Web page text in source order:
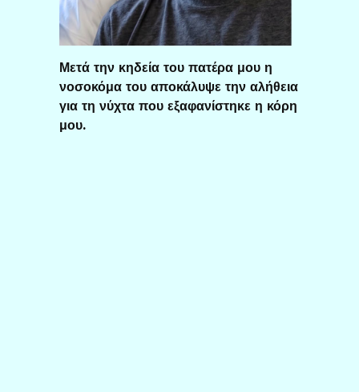
Μετά την κηδεία του πατέρα μου η
νοσοκόμα του αποκάλυψε την αλήθεια
για τη νύχτα που εξαφανίστηκε η κόρη
μου.